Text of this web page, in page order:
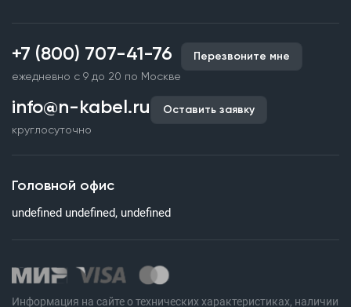
Наши объекты
Партнерство
Документы и реквизиты
Производство кабельной продукции
Срочное изготовление
Оплата и доставка
Гарантия качества
Статьи
Вопросы и ответы
+7 (800) 707-41-76
ежедневно с 9 до 20 по Москве
Перезвоните мне
info@n-kabel.ru
круглосуточно
Оставить заявку
Головной офис
undefined undefined, undefined
Информация на сайте о технических характеристиках, наличии